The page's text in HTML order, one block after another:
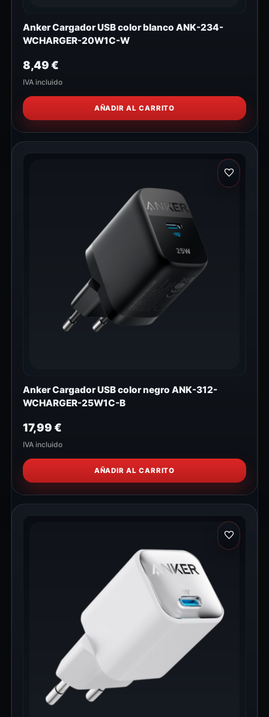
Anker Cargador USB color blanco ANK-234-
WCHARGER-20W1C-W
8,49€
IVA incluido
AÑADIR AL CARRITO
Anker Cargador USB color negro ANK-312-
WCHARGER-25W1C-B
17,99€
IVA incluido
AÑADIR AL CARRITO